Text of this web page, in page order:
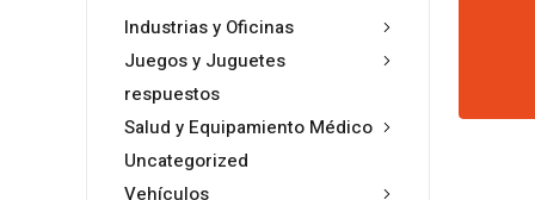
Industrias y Oficinas
Juegos y Juguetes
respuestos
Salud y Equipamiento Médico
Uncategorized
Vehículos